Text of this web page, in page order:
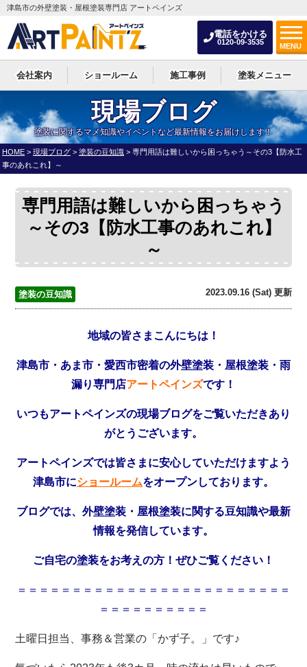
電話をかける
0120-09-3535
MENU
津島市の外壁塗装・屋根塗装専門店 アートペインズ
会社案内 ショールーム 施工事例 塗装メニュー
現場ブログ
塗装に関するマメ知識やイベントなど最新情報をお届けします！
HOME > 現場ブログ > 塗装の豆知識 > 専門用語は難しいから困っちゃう～その3【防水工
事のあれこれ】～
専門用語は難しいから困っちゃう
～その3【防水工事のあれこれ】
～
塗装の豆知識 2023.09.16 (Sat) 更新
地域の皆さまこんにちは！
津島市・あま市・愛西市密着の外壁塗装・屋根塗装・雨
漏り専門店アートペインズです！
いつもアートペインズの現場ブログをご覧いただきあり
がとうございます。
アートペインズでは皆さまに安心していただけますよう
津島市にショールームをオープンしております。
ブログでは、外壁塗装・屋根塗装に関する豆知識や最新
情報を発信しています。
ご自宅の塗装をお考えの方！ぜひご覧ください！
＝＝＝＝＝＝＝＝＝＝＝＝＝＝＝＝＝＝＝＝＝＝＝＝＝
＝＝＝＝＝＝＝＝＝＝
土曜日担当、事務＆営業の「かず子。」です♪